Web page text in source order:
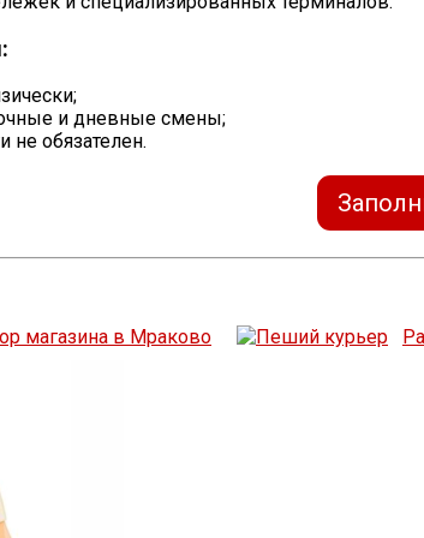
и дневные смены;
не обязателен.
магазина в Мраково